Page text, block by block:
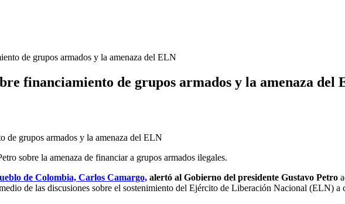
de grupos armados y la amenaza del ELN
financiamiento de grupos armados y la amenaza del
sobre la amenaza de financiar a grupos armados ilegales.
de Colombia, Carlos Camargo, alertó al Gobierno del presidente Gustavo Petro
de las discusiones sobre el sostenimiento del Ejército de Liberación Nacional (ELN)